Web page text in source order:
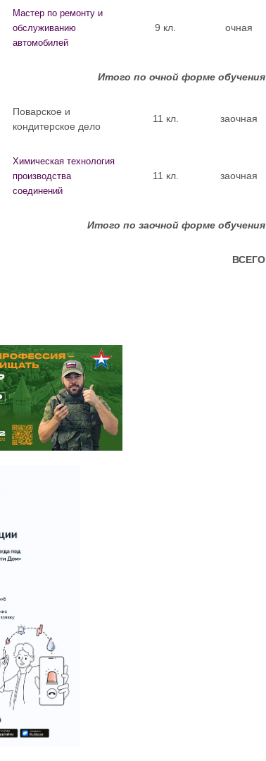
Мастер по ремонту и
обслуживанию
автомобилей
9 кл. очная
Итого по очной форме обучения
Поварское и
кондитерское дело
11 кл. заочная
Химическая технология
производства
соединений
11 кл. заочная
Итого по заочной форме обучения
ВСЕГО